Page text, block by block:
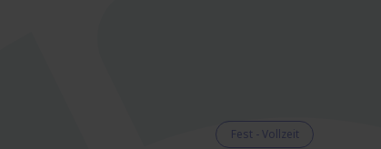
Fest - Vollzeit